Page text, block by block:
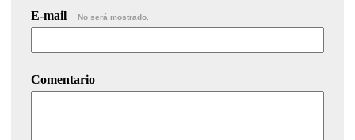
E-mail No será mostrado.
Comentario